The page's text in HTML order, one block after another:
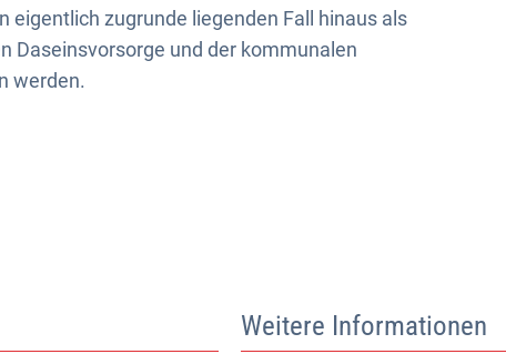
eigentlich zugrunde liegenden Fall hinaus als
Daseinsvorsorge und der kommunalen
werden.
Weitere Informationen